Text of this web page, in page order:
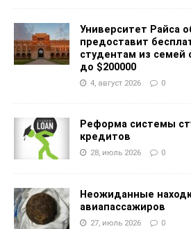
Университет Райса
предоставит
студентам из
до $200000
4, август 2026 0
Реформа системы
кредитов
28, июль 2026 0
Неожиданные
авиапассажиров
27, июль 2026 0